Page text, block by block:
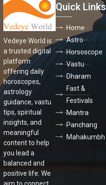
Vedeye World is
a trusted digital
platform
offering daily
horoscopes,
astrology
guidance, vastu
tips, spiritual
insights, and
meaningful
content to help
you lead a
balanced and
positive life. We
Quick Links
Home
Astro
Horsoscope
Vastu
Dharam
Fast &
Festivals
Mantra
Panchang
Mahakumbh